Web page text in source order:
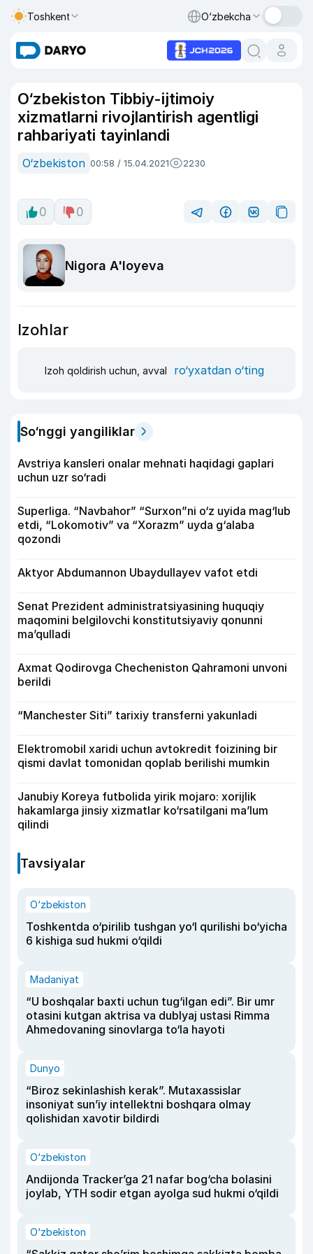
Toshkent O‘zbekcha
O‘zbekiston Tibbiy-ijtimoiy
xizmatlarni rivojlantirish agentligi
rahbariyati tayinlandi
O‘zbekiston 00:58 / 15.04.2021 2230
0 0
Nigora A'loyeva
Izohlar
Izoh qoldirish uchun, avval ro‘yxatdan o‘ting
So‘nggi yangiliklar
Avstriya kansleri onalar mehnati haqidagi gaplari
uchun uzr so‘radi
Superliga. “Navbahor” “Surxon”ni o‘z uyida mag‘lub
etdi, “Lokomotiv” va “Xorazm” uyda g‘alaba
qozondi
Aktyor Abdu­mannon Ubaydullayev vafot etdi
Senat Prezident administratsiyasining huquqiy
maqomini belgilovchi konstitutsiyaviy qonunni
ma’qulladi
Axmat Qodirovga Checheniston Qahramoni unvoni
berildi
“Manchester Siti” tarixiy transferni yakunladi
Elektromobil xaridi uchun avtokredit foizining bir
qismi davlat tomonidan qoplab berilishi mumkin
Janubiy Koreya futbolida yirik mojaro: xorijlik
hakamlarga jinsiy xizmatlar ko‘rsatilgani ma’lum
qilindi
Tavsiyalar
O‘zbekiston
Toshkentda o‘pirilib tushgan yo‘l qurilishi bo‘yicha
6 kishiga sud hukmi o‘qildi
Madaniyat
“U boshqalar baxti uchun tug‘ilgan edi”. Bir umr
otasini kutgan aktrisa va dublyaj ustasi Rimma
Ahmedovaning sinovlarga to‘la hayoti
Dunyo
“Biroz sekinlashish kerak”. Mutaxassislar
insoniyat sun’iy intellektni boshqara olmay
qolishidan xavotir bildirdi
O‘zbekiston
Andijonda Tracker’ga 21 nafar bog‘cha bolasini
joylab, YTH sodir etgan ayolga sud hukmi o‘qildi
O‘zbekiston